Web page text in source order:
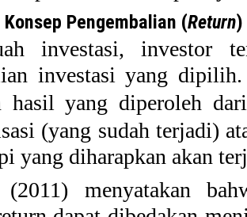
Pengembalian (Return)
investasi, investor
investasi yang
hasil yang diperoleh
(yang sudah terjadi)
yang diharapkan akan
menyatakan